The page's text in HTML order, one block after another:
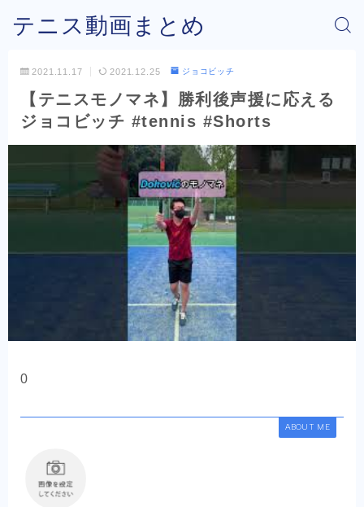
テニス動画まとめ
2021.11.17 2021.12.25 ジョコビッチ
【テニスモノマネ】勝利後声援に応える
ジョコビッチ #tennis #Shorts
0
ABOUT ME